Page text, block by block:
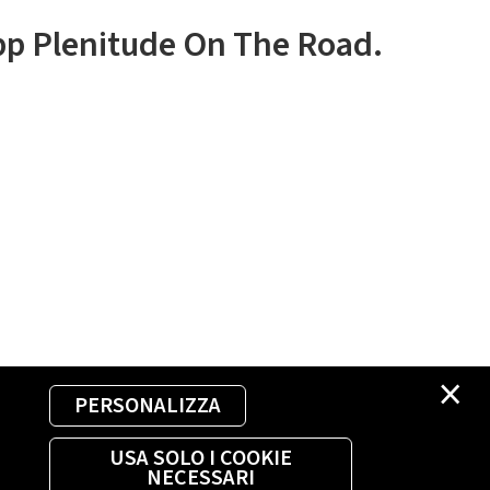
×
PERSONALIZZA
USA SOLO I COOKIE
NECESSARI
Plenitude On The Road.